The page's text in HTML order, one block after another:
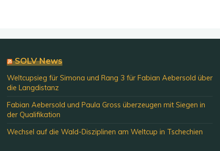
SOLV News
Weltcupsieg für Simona und Rang 3 für Fabian Aebersold über
die Langdistanz
Fabian Aebersold und Paula Gross überzeugen mit Siegen in
der Qualifikation
Wechsel auf die Wald-Disziplinen am Weltcup in Tschechien